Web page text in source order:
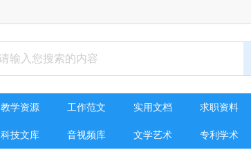
教学资源 工作范文 实用文档 求职资料
科技文库 音视频库 文学艺术 专利学术